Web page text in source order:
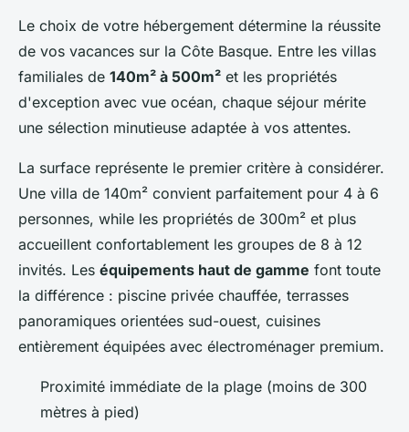
Le choix de votre hébergement détermine la réussite
de vos vacances sur la Côte Basque. Entre les villas
familiales de 140m² à 500m² et les propriétés
d'exception avec vue océan, chaque séjour mérite
une sélection minutieuse adaptée à vos attentes.
La surface représente le premier critère à considérer.
Une villa de 140m² convient parfaitement pour 4 à 6
personnes, while les propriétés de 300m² et plus
accueillent confortablement les groupes de 8 à 12
invités. Les équipements haut de gamme font toute
la différence : piscine privée chauffée, terrasses
panoramiques orientées sud-ouest, cuisines
entièrement équipées avec électroménager premium.
Proximité immédiate de la plage (moins de 300
mètres à pied)